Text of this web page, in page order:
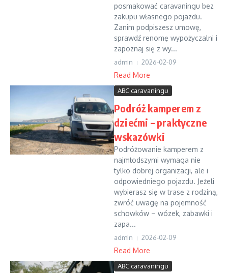
posmakować caravaningu bez
zakupu własnego pojazdu.
Zanim podpiszesz umowę,
sprawdź renomę wypożyczalni i
zapoznaj się z wy...
admin 2026-02-09
Read More
ABC caravaningu
Podróż kamperem z
dziećmi – praktyczne
wskazówki
Podróżowanie kamperem z
najmłodszymi wymaga nie
tylko dobrej organizacji, ale i
odpowiedniego pojazdu. Jeżeli
wybierasz się w trasę z rodziną,
zwróć uwagę na pojemność
schowków – wózek, zabawki i
zapa...
admin 2026-02-09
Read More
ABC caravaningu